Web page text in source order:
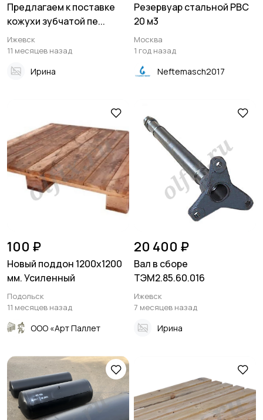
Предлагаем к поставке
кожухи зубчатой пе...
Ижевск
11 месяцев назад
Ирина
Резервуар стальной РВС
20 м3
Москва
1 год назад
Neftemasch2017
100 ₽
Новый поддон 1200х1200
мм. Усиленный
Подольск
11 месяцев назад
ООО «Арт Паллет
20 400 ₽
Вал в сборе
ТЭМ2.85.60.016
Ижевск
7 месяцев назад
Ирина